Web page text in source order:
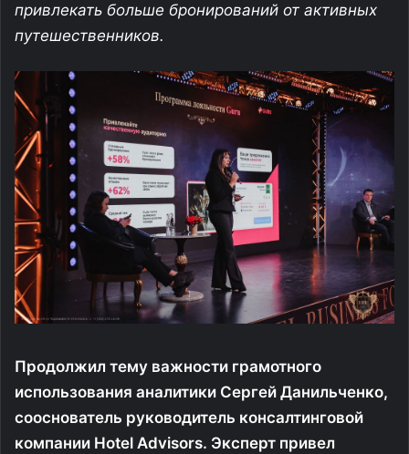
привлекать больше бронирований от активных
путешественников.
Продолжил тему важности грамотного
использования аналитики Сергей Данильченко,
сооснователь руководитель консалтинговой
компании Hotel Advisors. Эксперт привел